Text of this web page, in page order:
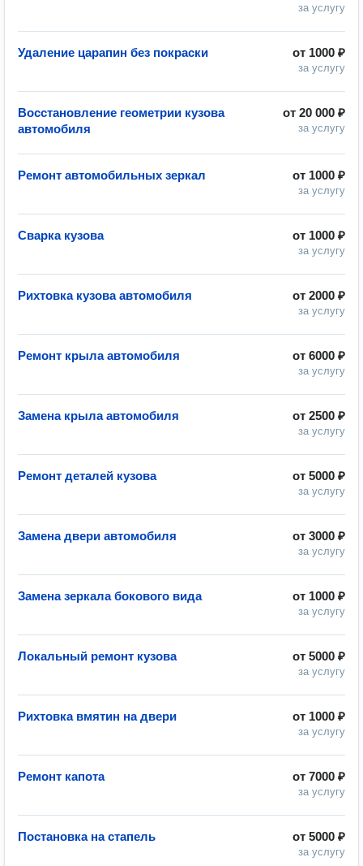
за услугу
от 1000 ₽
за услугу
Удаление царапин без покраски
от 20 000 ₽
за услугу
Восстановление геометрии кузова
автомобиля
от 1000 ₽
за услугу
Ремонт автомобильных зеркал
от 1000 ₽
за услугу
Сварка кузова
от 2000 ₽
за услугу
Рихтовка кузова автомобиля
от 6000 ₽
за услугу
Ремонт крыла автомобиля
от 2500 ₽
за услугу
Замена крыла автомобиля
от 5000 ₽
за услугу
Ремонт деталей кузова
от 3000 ₽
за услугу
Замена двери автомобиля
от 1000 ₽
за услугу
Замена зеркала бокового вида
от 5000 ₽
за услугу
Локальный ремонт кузова
от 1000 ₽
за услугу
Рихтовка вмятин на двери
от 7000 ₽
за услугу
Ремонт капота
от 5000 ₽
за услугу
Постановка на стапель